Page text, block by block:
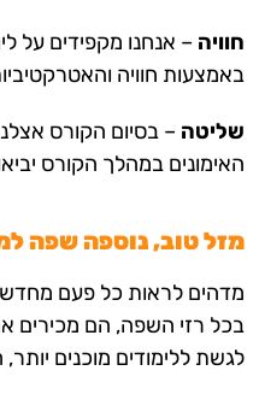
חוויה – אנחנו מקפידים על
באמצעות חוויה
שליטה – בסיום הקורס
האימונים במהלך הקורס
מזל טוב, נוספה שפה
מדהים לראות כל פעם מחדש,
בכל רזי השפה, הם מכירים
לגשת ללימודים מוכנים